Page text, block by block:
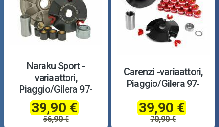
Naraku Sport -
variaattori,
Piaggio/Gilera 97-
39,90 €
56,90 €
Carenzi -variaattori,
Piaggio/Gilera 97-
39,90 €
70,90 €